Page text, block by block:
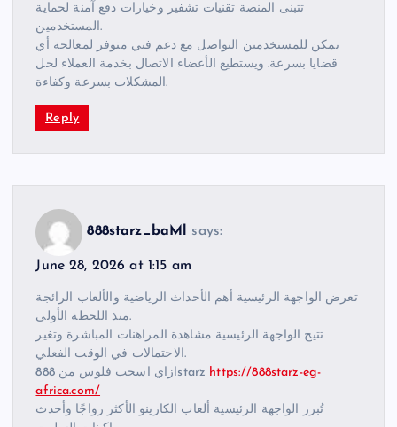
تتبنى المنصة تقنيات تشفير وخيارات دفع آمنة لحماية
المستخدمين.
يمكن للمستخدمين التواصل مع دعم فني متوفر لمعالجة أي
قضايا بسرعة. ويستطيع الأعضاء الاتصال بخدمة العملاء لحل
المشكلات بسرعة وكفاءة.
Reply
888starz_baMl says:
June 28, 2026 at 1:15 am
تعرض الواجهة الرئيسية أهم الأحداث الرياضية والألعاب الرائجة
منذ اللحظة الأولى.
تتيح الواجهة الرئيسية مشاهدة المراهنات المباشرة وتغير
الاحتمالات في الوقت الفعلي.
ازاي اسحب فلوس من 888starz https://888starz-eg-
africa.com/
تُبرز الواجهة الرئيسية ألعاب الكازينو الأكثر رواجًا وأحدث